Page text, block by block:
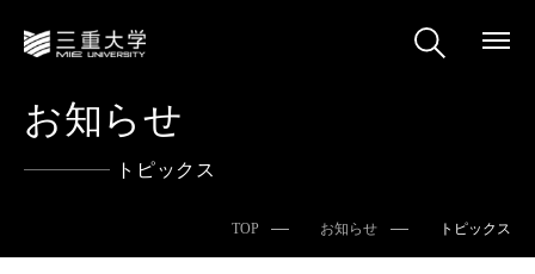
お知らせ
トピックス
TOP お知らせ トピックス